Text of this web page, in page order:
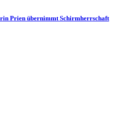
Prien übernimmt Schirmherrschaft